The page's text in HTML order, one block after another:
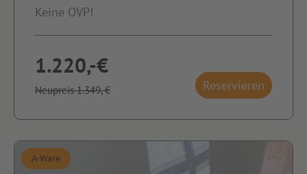
Keine OVP!
1.220,-€
Neupreis 1.349,-€ Reservieren
A-Ware